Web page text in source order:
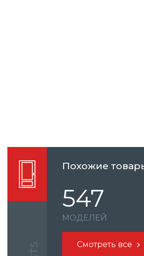
Похожие
547
МОДЕЛЕЙ
Смотреть все